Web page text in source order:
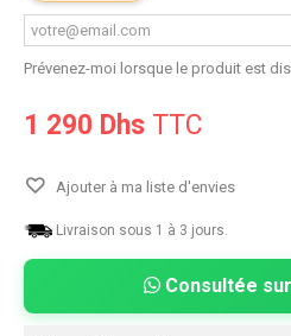
Prévenez-moi lorsque le produit est
1 290 Dhs TTC
Ajouter à ma liste d'envies
Livraison sous 1 à 3 jours.
Consultée